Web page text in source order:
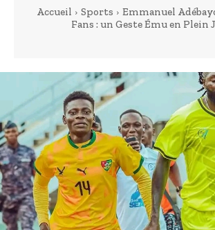
Accueil Sports
Emmanuel
Fans : un Geste Ému en Plein